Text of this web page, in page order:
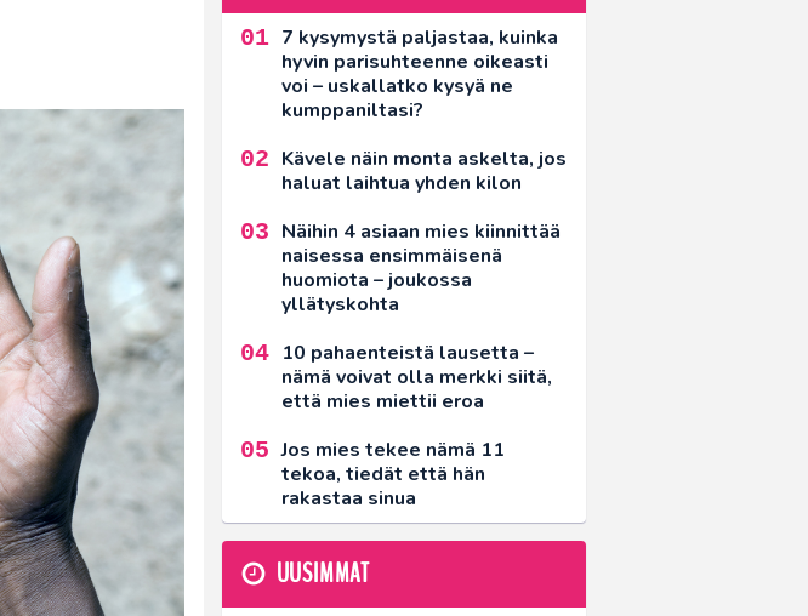
7 kysymystä paljastaa, kuinka
hyvin parisuhteenne oikeasti
voi – uskallatko kysyä ne
kumppaniltasi?
Kävele näin monta askelta, jos
haluat laihtua yhden kilon
Näihin 4 asiaan mies kiinnittää
naisessa ensimmäisenä
huomiota – joukossa
yllätyskohta
10 pahaenteistä lausetta –
nämä voivat olla merkki siitä,
että mies miettii eroa
Jos mies tekee nämä 11
tekoa, tiedät että hän
rakastaa sinua
UUSIMMAT